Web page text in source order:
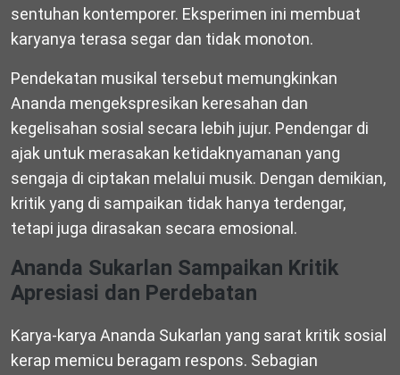
sentuhan kontemporer. Eksperimen ini membuat
karyanya terasa segar dan tidak monoton.
Pendekatan musikal tersebut memungkinkan
Ananda mengekspresikan keresahan dan
kegelisahan sosial secara lebih jujur. Pendengar di
ajak untuk merasakan ketidaknyamanan yang
sengaja di ciptakan melalui musik. Dengan demikian,
kritik yang di sampaikan tidak hanya terdengar,
tetapi juga dirasakan secara emosional.
Ananda Sukarlan Sampaikan Kritik
Apresiasi dan Perdebatan
Karya-karya Ananda Sukarlan yang sarat kritik sosial
kerap memicu beragam respons. Sebagian